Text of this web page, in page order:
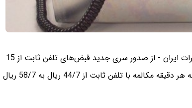
پیش از این مظفر پوررنجبر- مدیرعامل شرکت مخابرات ایران - از صدور سری جدید قبض‌های تلفن ثابت از 15
مهرماه خبر داده و گفته بود که در این قبض‌ها تعرفه هر دقیقه مکالمه با تلفن ثابت از 44/7 ریال به 58/7 ریال